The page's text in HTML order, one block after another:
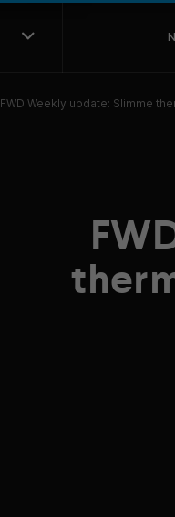
FWD Weekly update: Slimme